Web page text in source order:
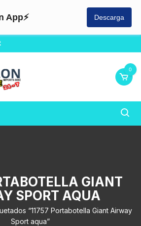
App⚡ Descarga
0
GIANT
SPORT AQUA
“11757 Portabotella Giant Airway
Sport aqua”